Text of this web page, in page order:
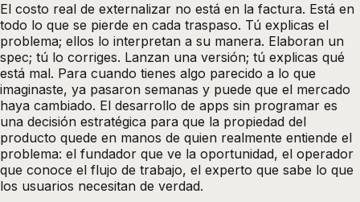
El costo real de externalizar no está en la factura. Está en
todo lo que se pierde en cada traspaso. Tú explicas el
problema; ellos lo interpretan a su manera. Elaboran un
spec; tú lo corriges. Lanzan una versión; tú explicas qué
está mal. Para cuando tienes algo parecido a lo que
imaginaste, ya pasaron semanas y puede que el mercado
haya cambiado. El desarrollo de apps sin programar es
una decisión estratégica para que la propiedad del
producto quede en manos de quien realmente entiende el
problema: el fundador que ve la oportunidad, el operador
que conoce el flujo de trabajo, el experto que sabe lo que
los usuarios necesitan de verdad.